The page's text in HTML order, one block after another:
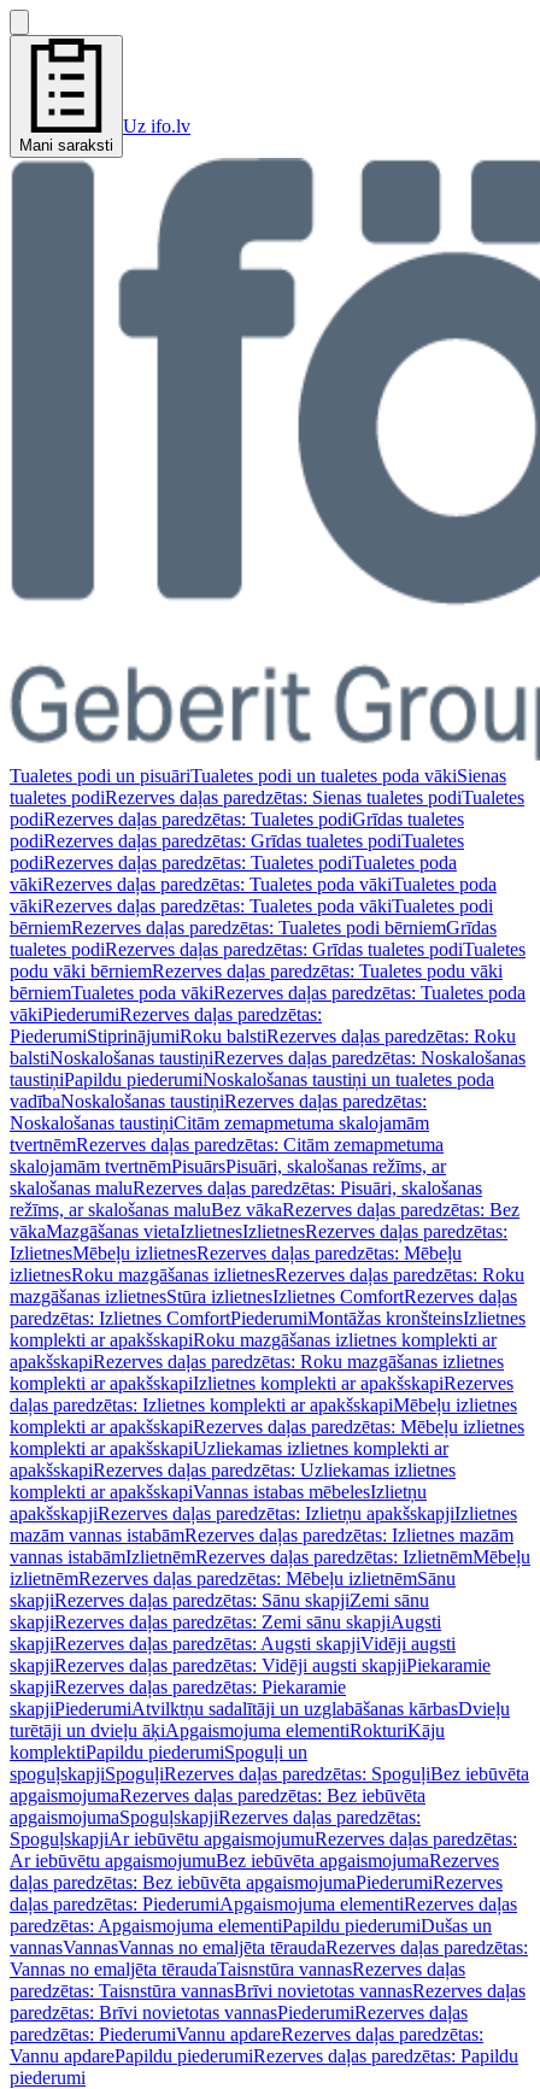
Mani saraksti
Uz ifo.lv
Tualetes podi un pisuāriTualetes podi un tualetes poda vākiSienas
tualetes podiRezerves daļas paredzētas: Sienas tualetes podiTualetes
podiRezerves daļas paredzētas: Tualetes podiGrīdas tualetes
podiRezerves daļas paredzētas: Grīdas tualetes podiTualetes
podiRezerves daļas paredzētas: Tualetes podiTualetes poda
vākiRezerves daļas paredzētas: Tualetes poda vākiTualetes poda
vākiRezerves daļas paredzētas: Tualetes poda vākiTualetes podi
bērniemRezerves daļas paredzētas: Tualetes podi bērniemGrīdas
tualetes podiRezerves daļas paredzētas: Grīdas tualetes podiTualetes
podu vāki bērniemRezerves daļas paredzētas: Tualetes podu vāki
bērniemTualetes poda vākiRezerves daļas paredzētas: Tualetes poda
vākiPiederumiRezerves daļas paredzētas:
PiederumiStiprinājumiRoku balstiRezerves daļas paredzētas: Roku
balstiNoskalošanas taustiņiRezerves daļas paredzētas: Noskalošanas
taustiņiPapildu piederumiNoskalošanas taustiņi un tualetes poda
vadībaNoskalošanas taustiņiRezerves daļas paredzētas:
Noskalošanas taustiņiCitām zemapmetuma skalojamām
tvertnēmRezerves daļas paredzētas: Citām zemapmetuma
skalojamām tvertnēmPisuārsPisuāri, skalošanas režīms, ar
skalošanas maluRezerves daļas paredzētas: Pisuāri, skalošanas
režīms, ar skalošanas maluBez vākaRezerves daļas paredzētas: Bez
vākaMazgāšanas vietaIzlietnesIzlietnesRezerves daļas paredzētas:
IzlietnesMēbeļu izlietnesRezerves daļas paredzētas: Mēbeļu
izlietnesRoku mazgāšanas izlietnesRezerves daļas paredzētas: Roku
mazgāšanas izlietnesStūra izlietnesIzlietnes ComfortRezerves daļas
paredzētas: Izlietnes ComfortPiederumiMontāžas kronšteinsIzlietnes
komplekti ar apakšskapiRoku mazgāšanas izlietnes komplekti ar
apakšskapiRezerves daļas paredzētas: Roku mazgāšanas izlietnes
komplekti ar apakšskapiIzlietnes komplekti ar apakšskapiRezerves
daļas paredzētas: Izlietnes komplekti ar apakšskapiMēbeļu izlietnes
komplekti ar apakšskapiRezerves daļas paredzētas: Mēbeļu izlietnes
komplekti ar apakšskapiUzliekamas izlietnes komplekti ar
apakšskapiRezerves daļas paredzētas: Uzliekamas izlietnes
komplekti ar apakšskapiVannas istabas mēbelesIzlietņu
apakšskapjiRezerves daļas paredzētas: Izlietņu apakšskapjiIzlietnes
mazām vannas istabāmRezerves daļas paredzētas: Izlietnes mazām
vannas istabāmIzlietnēmRezerves daļas paredzētas: IzlietnēmMēbeļu
izlietnēmRezerves daļas paredzētas: Mēbeļu izlietnēmSānu
skapjiRezerves daļas paredzētas: Sānu skapjiZemi sānu
skapjiRezerves daļas paredzētas: Zemi sānu skapjiAugsti
skapjiRezerves daļas paredzētas: Augsti skapjiVidēji augsti
skapjiRezerves daļas paredzētas: Vidēji augsti skapjiPiekaramie
skapjiRezerves daļas paredzētas: Piekaramie
skapjiPiederumiAtvilktņu sadalītāji un uzglabāšanas kārbasDvieļu
turētāji un dvieļu āķiApgaismojuma elementiRokturiKāju
komplektiPapildu piederumiSpoguļi un
spoguļskapjiSpoguļiRezerves daļas paredzētas: SpoguļiBez iebūvēta
apgaismojumaRezerves daļas paredzētas: Bez iebūvēta
apgaismojumaSpoguļskapjiRezerves daļas paredzētas:
SpoguļskapjiAr iebūvētu apgaismojumuRezerves daļas paredzētas:
Ar iebūvētu apgaismojumuBez iebūvēta apgaismojumaRezerves
daļas paredzētas: Bez iebūvēta apgaismojumaPiederumiRezerves
daļas paredzētas: PiederumiApgaismojuma elementiRezerves daļas
paredzētas: Apgaismojuma elementiPapildu piederumiDušas un
vannasVannasVannas no emaljēta tēraudaRezerves daļas paredzētas:
Vannas no emaljēta tēraudaTaisnstūra vannasRezerves daļas
paredzētas: Taisnstūra vannasBrīvi novietotas vannasRezerves daļas
paredzētas: Brīvi novietotas vannasPiederumiRezerves daļas
paredzētas: PiederumiVannu apdareRezerves daļas paredzētas:
Vannu apdarePapildu piederumiRezerves daļas paredzētas: Papildu
piederumi